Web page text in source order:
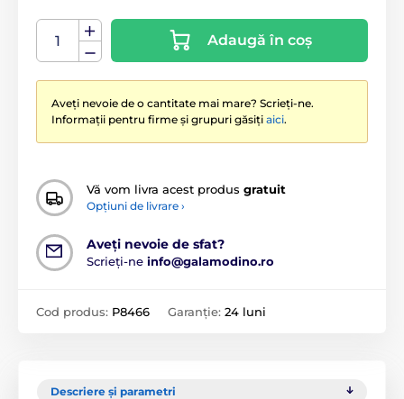
Adaugă în coș
Aveți nevoie de o cantitate mai mare? Scrieți-ne.
Informații pentru firme și grupuri găsiți aici.
Vă vom livra acest produs gratuit
Opțiuni de livrare ›
Aveți nevoie de sfat?
Scrieți-ne info@galamodino.ro
Cod produs: P8466 Garanție: 24 luni
Descriere și parametri